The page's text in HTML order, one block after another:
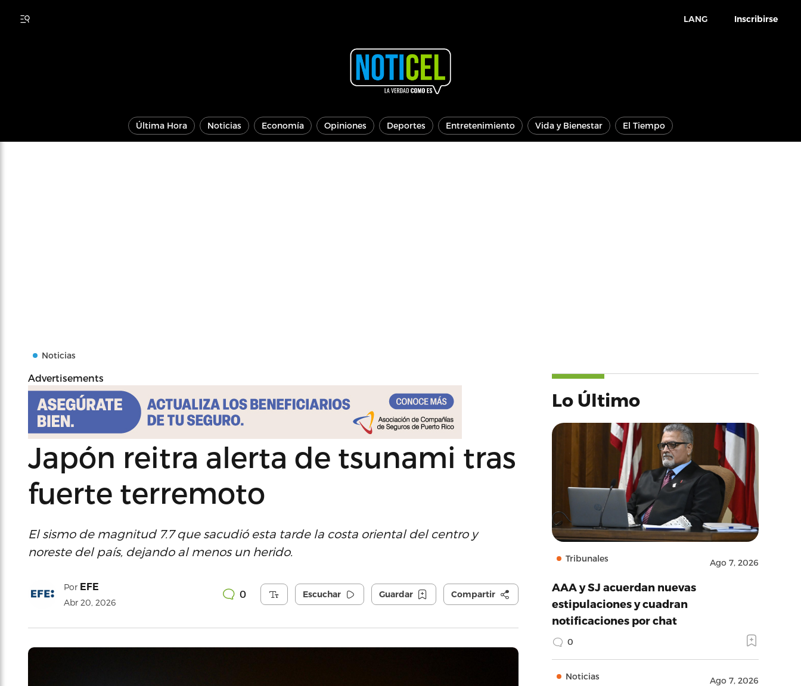
LANG Inscribirse
Última Hora Noticias Economía Opiniones Deportes Entretenimiento Vida y Bienestar El Tiempo
Noticias
Advertisements
Japón reitra alerta de tsunami tras
fuerte terremoto
El sismo de magnitud 7.7 que sacudió esta tarde la costa oriental del centro y
noreste del país, dejando al menos un herido.
Por EFE
Abr 20, 2026
0 Escuchar Guardar Compartir
Lo Último
Tribunales Ago 7, 2026
AAA y SJ acuerdan nuevas
estipulaciones y cuadran
notificaciones por chat
0
Noticias Ago 7, 2026